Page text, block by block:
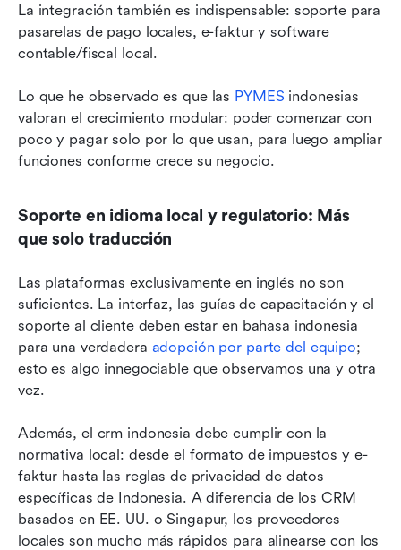
La integración también es indispensable: soporte para
pasarelas de pago locales, e-faktur y software
contable/fiscal local.
Lo que he observado es que las PYMES indonesias
valoran el crecimiento modular: poder comenzar con
poco y pagar solo por lo que usan, para luego ampliar
funciones conforme crece su negocio.
Soporte en idioma local y regulatorio: Más
que solo traducción
Las plataformas exclusivamente en inglés no son
suficientes. La interfaz, las guías de capacitación y el
soporte al cliente deben estar en bahasa indonesia
para una verdadera adopción por parte del equipo;
esto es algo innegociable que observamos una y otra
vez.
Además, el crm indonesia debe cumplir con la
normativa local: desde el formato de impuestos y e-
faktur hasta las reglas de privacidad de datos
específicas de Indonesia. A diferencia de los CRM
basados en EE. UU. o Singapur, los proveedores
locales son mucho más rápidos para alinearse con los